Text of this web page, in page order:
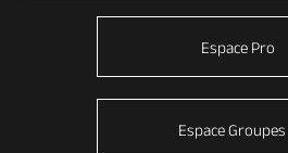
Espace Pro
Espace Groupes